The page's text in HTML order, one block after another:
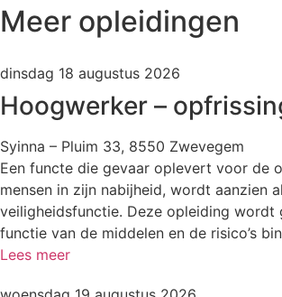
Meer opleidingen
dinsdag 18 augustus 2026
Hoogwerker –
Syinna – Pluim 33, 8550 Zwevegem
Een functe die gevaar oplevert voor de
mensen in zijn nabijheid, wordt aanzien
veiligheidsfunctie. Deze opleiding wordt
functie van de middelen en de risico’s
Lees meer